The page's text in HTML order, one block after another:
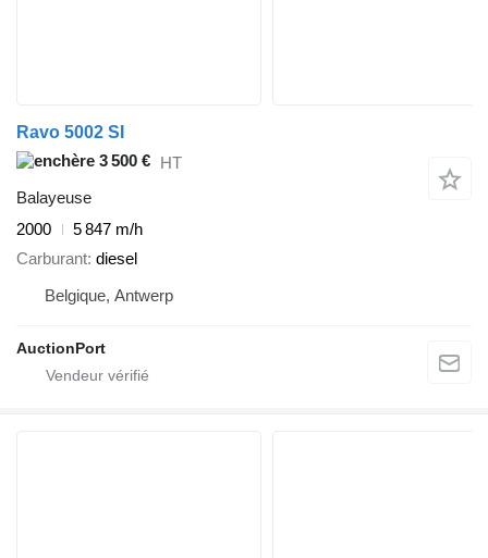
Ravo 5002 SI
3 500 € HT
Balayeuse
2000
5 847 m/h
Carburant diesel
Belgique, Antwerp
AuctionPort